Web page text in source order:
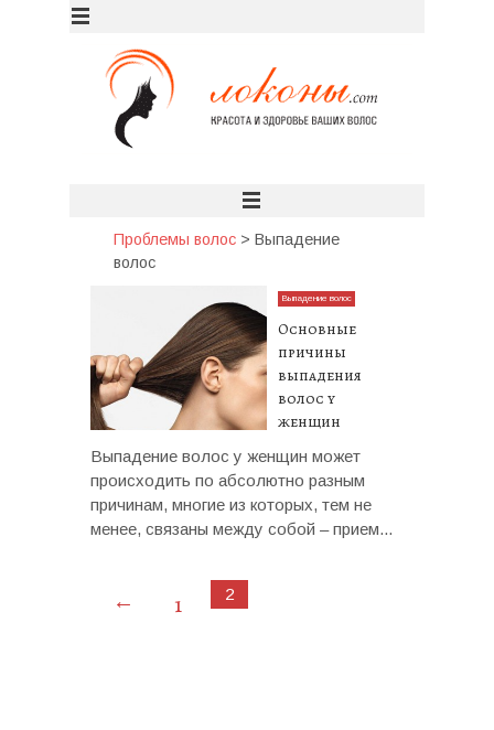
Проблемы волос > Выпадение
волос
Выпадение волос
Основные
причины
выпадения
волос у
женщин
Выпадение волос у женщин может
происходить по абсолютно разным
причинам, многие из которых, тем не
менее, связаны между собой – прием...
← 1 2